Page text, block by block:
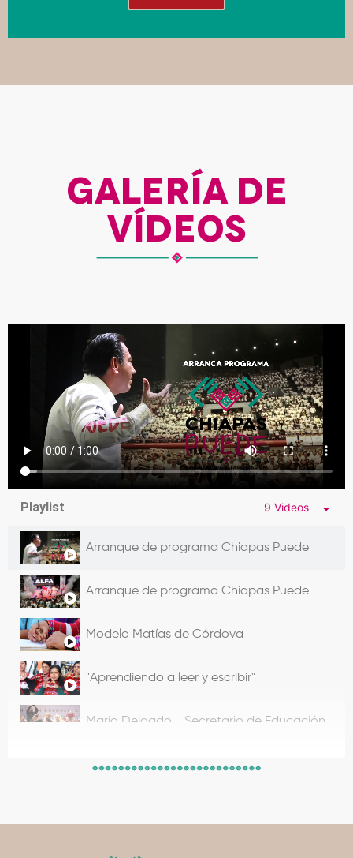
GALERÍA DE
VÍDEOS
Playlist 9 Videos
Arranque de programa Chiapas Puede
Arranque de programa Chiapas Puede
Modelo Matías de Córdova
"Aprendiendo a leer y escribir"
Mario Delgado - Secretario de Educación
Asamblea General de los Pueblos de